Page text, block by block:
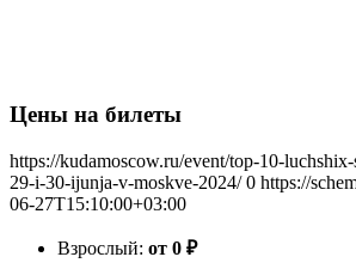
Цены на билеты
https://kudamoscow.ru/event/top-10-
29-i-30-ijunja-v-moskve-2024/ 0 https://
06-27T15:10:00+03:00
Взрослый: от 0 ₽